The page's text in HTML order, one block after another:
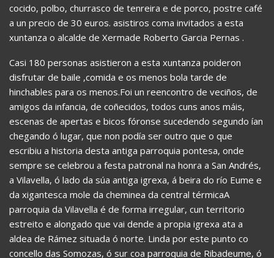
cocido, polbo, churrasco de tenreira e de porco, postre café
a un precio de 30 euros. asistiros coma invitados a esta
xuntanza o alcalde de Xermade Roberto Garcia Pernas .
Casi 180 personas asistieron a esta xuntanza poideron
disfrutar de baile ,comida e os menos bola tarde de
hinchables para os menos.Foi un reencontro de veciños, de
amigos da infancia, de coñecidos, todos cuns anos máis,
escenas de apertas e bicos fóronse sucedendo segundo ían
chegando ó lugar, que non podía ser outro que o que
escribiu a historia desta antiga parroquia pontesa, onde
sempre se celebrou a festa patronal na honra a San Andrés,
a Vilavella, ó lado da súa antiga igrexa, á beira do río Eume e
da xigantesca mole da cheminea da central térmicaA
parroquia da Vilavella é de forma irregular, cun territorio
estreito e alongado que vai dende a propia igrexa ata a
aldea de Rámez situada ó norte. Linda por este punto co
concello das Somozas, ó sur coa parroquia de Ribadeume, ó